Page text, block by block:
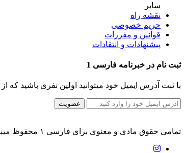
سایر
نقشه راه
حریم خصوصی
قوانین و مقررات
پیشنهادات و انتقادات
ثبت نام در خبرنامه فارسی 1
با ثبت آدرس ایمیل خود میتوانید اولین نفری باشید که از
عضویت
تمامی حقوق مادی و معنوی برای فارسی ۱ محفوظ میباشد